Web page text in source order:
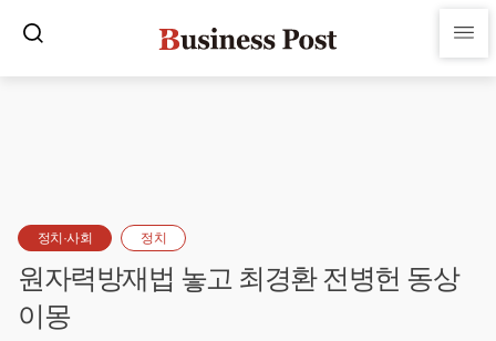
정치·사회 정치
원자력방재법 놓고 최경환 전병헌 동상
이몽